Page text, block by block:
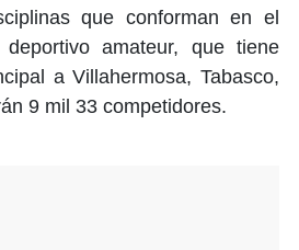
que conforman en el
deportivo amateur, que tiene
a Villahermosa, Tabasco,
9 mil 33 competidores.